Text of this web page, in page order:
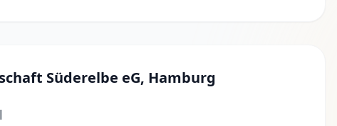
Süderelbe eG, Hamburg